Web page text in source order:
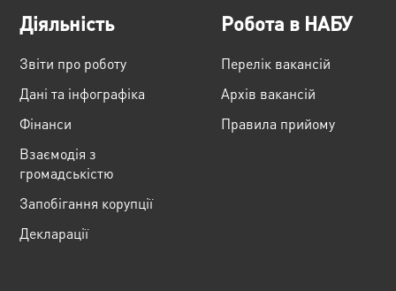
Діяльність
Звіти про роботу
Дані та інфографіка
Фінанси
Взаємодія з
громадськістю
Запобігання корупції
Декларації
Робота в НАБУ
Перелік вакансій
Архів вакансій
Правила прийому